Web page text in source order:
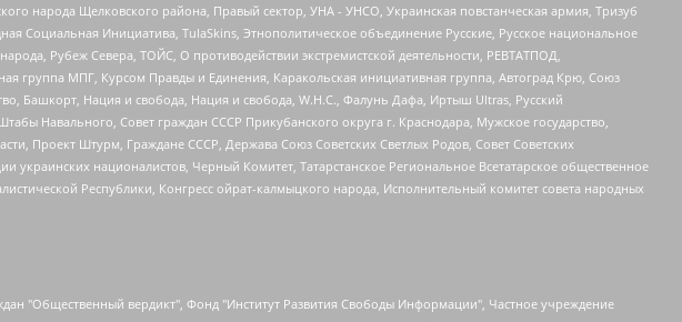
народа Щелковского района, Правый сектор, УНА - УНСО, Украинская повстанческая армия, Тризуб
Социальная Инициатива, TulaSkins, Этнополитическое объединение Русские, Русское национальное
Рубеж Севера, ТОЙС, О противодействии экстремистской деятельности, РЕВТАТПОД,
группа МПГ, Курсом Правды и Единения, Каракольская инициативная группа, Автоград Крю, Союз
Башкорт, Нация и свобода, Нация и свобода, W.H.С., Фалунь Дафа, Иртыш Ultras, Русский
Навального, Совет граждан СССР Прикубанского округа г. Краснодара, Мужское государство,
Проект Штурм, Граждане СССР, Держава Союз Советских Светлых Родов, Совет Советских
националистов, Черный Комитет, Татарстанское Региональное Всетатарское общественное
Республики, Конгресс ойрат-калмыцкого народа, Исполнительный комитет совета народных
"МЕМО", Перл Роман Александрович, Симонов Евгений Алексеевич, Соловьева Елена Анатольевна, Сотников Даниил Владимирович, Сурначева Елизавета Дмитриевна, Автономная некоммерческая организация по защите прав человека и информированию населения "Якутия – Наше Мнение", Общество с ограниченной ответственностью "Москоу диджитал медиа", с 26.01.2023 Общество с ограниченной ответственностью "Чайка Белые сады", Ветошкина Валерия Валерьевна, Заговора Максим Александрович, Межрегиональное общественное движение "Российская ЛГБТ - сеть", Оленичев Максим Владимирович, Павлов Иван Юрьевич, Скворцова Елена Сергеевна, Общество с ограниченной ответственностью "Как бы инагент", Кочетков Игорь Викторович, Общество с ограниченной ответственностью "Честные выборы", Еланчик Олег Александрович, Общество с ограниченной ответственностью "Нобелевский призыв", Гималова Регина Эмилевна, Григорьев Андрей Валерьевич, Григорьева Алина Александровна, Ассоциация по содействию защите прав призывников, альтернативнослужащих и военнослужащих "Правозащитная группа "Гражданин.Армия.Право", Хисамова Регина Фаритовна, Автономная некоммерческая организация по реализации социально-правовых программ "Лилит", Дальневосточное общественное движение "Маяк", Санкт-Петербургская ЛГБТ-инициативная группа "Выход", Инициативная группа ЛГБТ+ "Реверс", Алексеев Андрей Викторович, Бекбулатова Таисия Львовна, Беляев Иван Михайлович, Владыкина Елена Сергеевна, Гельман Марат Александрович, Никульшина Вероника Юрьевна, Толоконникова Надежда Андреевна, Шендерович Виктор Анатольевич, Общество с ограниченной ответственностью "Данное сообщение", Общество с ограниченной ответственностью Издательский дом "Новая глава", Айнбиндер Александра Александровна, Московский комьюнити-центр для ЛГБТ+инициатив, Благотворительный фонд развития филантропии, Deutsche Welle (Германия, Kurt-Schumacher-Strasse 3, 53113 Bonn), Борзунова Мария Михайловна, Воробьев Виктор Викторович, Голубева Анна Львовна, Константинова Алла Михайловна, Малкова Ирина Владимировна, Мурадов Мурад Абдулгалимович, Осетинская Елизавета Николаевна, Понасенков Евгений Николаевич, Ганапольский Матвей Юрьевич, Киселев Евгений Алексеевич, Борухович Ирина Григорьевна, Дремин Иван Тимофеевич, Дубровский Дмитрий Викторович, Красноярская региональная общественная организация поддержки и развития альтернативных образовательных технологий и межкультурных коммуникаций "ИНТЕРРА", Маяковская Екатерина Алексеевна, Фейгин Марк Захарович, Филимонов Андрей Викторович, Дзугкоева Регина Николаевна, Доброхотов Роман Александрович, Дудь Юрий Александрович, Елкин Сергей Владимирович, Кругликов Кирилл Игоревич, Сабунаева Мария Леонидовна, Семенов Алексей Владимирович, Шаинян Карен Багратович, Шульман Екатерина Михайловна, Асафьев Артур Валерьевич, Вахштайн Виктор Семенович, Венедиктов Алексей Алексеевич, Лушникова Екатерина Евгеньевна, Волков Леонид Михайлович, Невзоров Александр Глебович, Пархоменко Сергей Борисович, Сироткин Ярослав Николаевич, Кара-Мурза Владимир Владимирович, Баранова Наталья Владимировна, Гозман Леонид Яковлевич, Кагарлицкий Борис Юльевич, Климарев Михаил Валерьевич, Милов Владимир Станиславович, Автономная некоммерческая организация Краснодарский центр современного искусства "Типография", Моргенштерн Алишер Тагирович, Соболь Любовь Эдуардовна, Общество с ограниченной ответственностью "ЛИЗА НОРМ", Каспаров Гарри Кимович, Ходорковский Михаил Борисович, Общество с ограниченной ответственностью "Апрельские тезисы", Данилович Ирина Брониславовна, Кашин Олег Владимирович, Петров Николай Владимирович, Пивоваров Алексей Владимирович, Соколов Михаил Владимирович, Цветкова Юлия Владимировна, Чичваркин Евгений Александрович, Комитет против пыток/Команда против пыток, Общество с ограниченной ответственностью "Первый научный", Общество с ограниченной ответственностью "Вертолет и ко", Белоцерковская Вероника Борисовна, Кац Максим Евгеньевич, Лазарева Татьяна Юрьевна, Шаведдинов Руслан Табризович, Яшин Илья Валерьевич, Общество с ограниченной ответственностью "Иноагент ААВ", Алешковский Дмитрий Петрович, Альбац Евгения Марковна, Быков Дмитрий Львович, Галямина Юлия Евгеньевна, Лойко Сергей Леонидович, Мартынов Кирилл Константинович, Медведев Сергей Александрович, Крашенинников Федор Геннадиевич, Гордеева Катерина Вл